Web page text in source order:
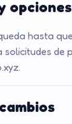
opciones
hasta
solicitudes de